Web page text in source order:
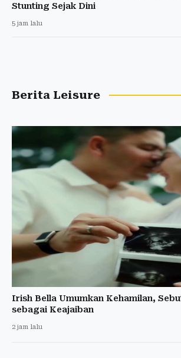
Stunting Sejak Dini
5 jam lalu
Berita Leisure
Irish Bella Umumkan Kehamilan,
sebagai Keajaiban
2 jam lalu